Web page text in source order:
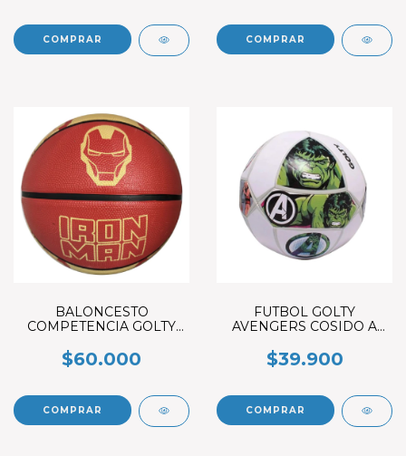
BALONCESTO
COMPETENCIA GOLTY
$60.000
FUTBOL GOLTY
AVENGERS COSIDO A
$39.900